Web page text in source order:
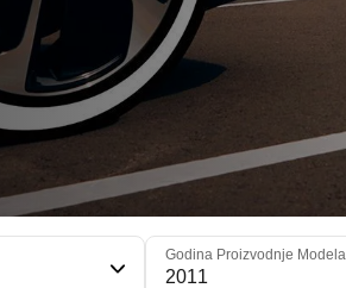
Godina Proizvodnje Modela
2011